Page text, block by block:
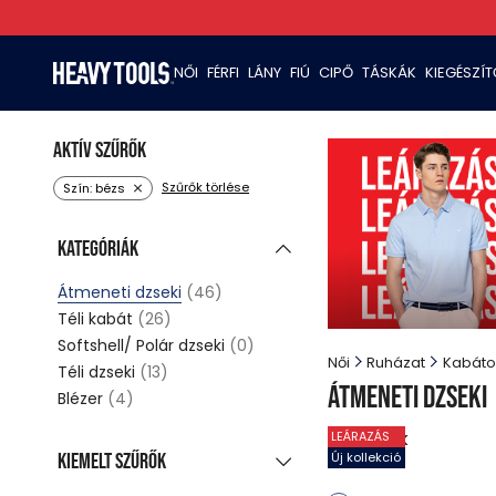
NŐI FÉRFI LÁNY FIÚ CIPŐ TÁSKÁK
Női Ruházat
Átmeneti dzseki
7termék
LEÁRAZÁS
Új kollekció
Aktív szűrők
Szín: bézs Szűrők törlése
Kategóriák
Átmeneti dzseki (46)
Téli kabát (26)
Softshell/ Polár dzseki (0)
Téli dzseki (13)
Blézer (4)
Kiemelt szűrők